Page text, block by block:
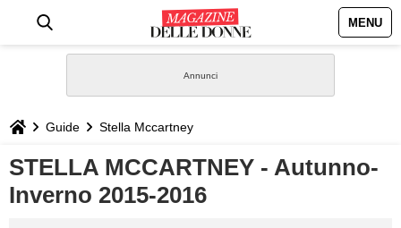
MENU
STILE
BIOGRAFIE
Guide Stella Mccartney
STELLA MCCARTNEY - Autunno-
Inverno 2015-2016